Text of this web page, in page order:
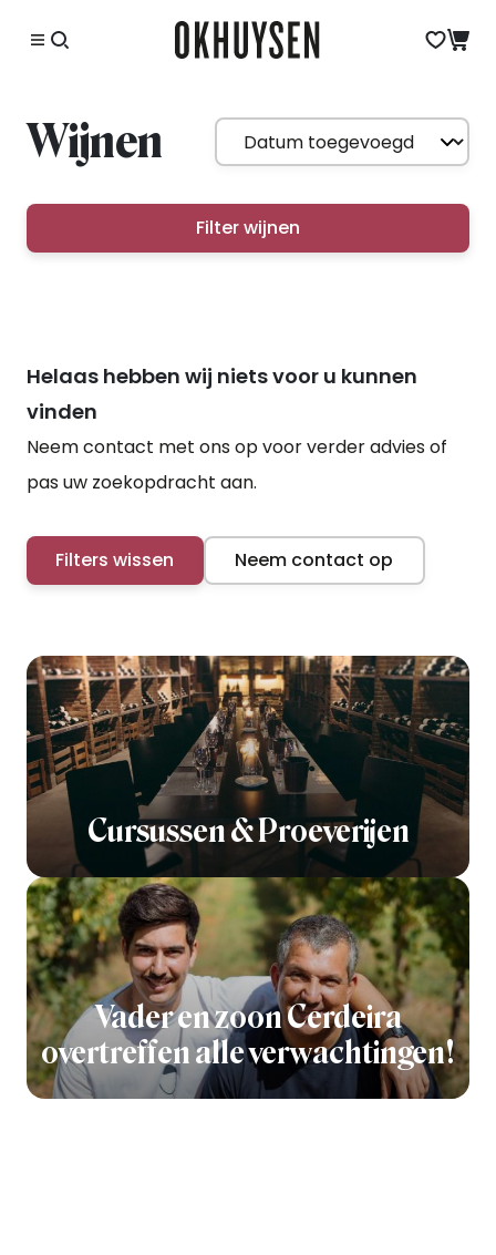
Wijnen
Filter wijnen
Helaas hebben wij niets voor u kunnen
vinden
Neem contact met ons op voor verder advies of
pas uw zoekopdracht aan.
Filters wissen Neem contact op
Cursussen & Proeverijen
Vader en zoon Cerdeira
overtreffen alle verwachtingen!